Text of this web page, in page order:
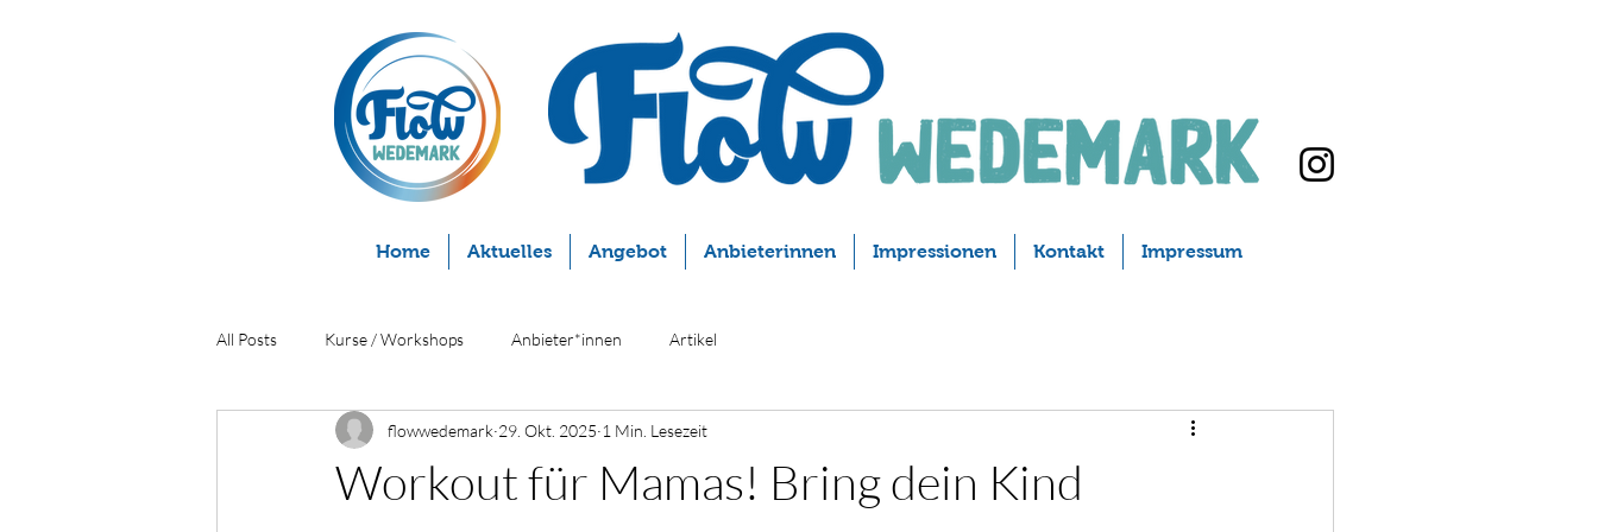
Home Aktuelles Angebot Anbieterinnen Impressionen Kontakt Impressum
All Posts Kurse / Workshops Anbieter*innen Artikel
Workout für Mamas! Bring dein Kind
flowwedemark 29. Okt. 2025 1 Min. Lesezeit